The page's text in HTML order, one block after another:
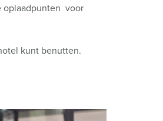
oplaadpunten voor
kunt benutten.